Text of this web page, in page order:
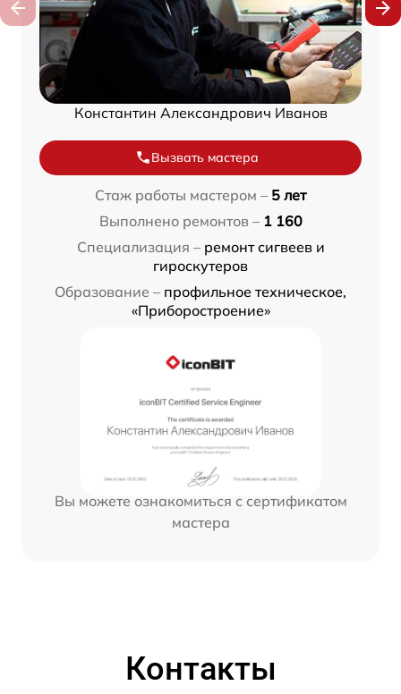
Константин Александрович Иванов
Вызвать мастера
Стаж работы мастером – 5 лет
Выполнено ремонтов – 1 160
Специализация – ремонт сигвеев и
гироскутеров
Образование – профильное техническое,
«Приборостроение»
Вы можете ознакомиться с сертификатом
мастера
Контакты